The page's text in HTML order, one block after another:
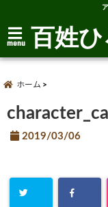
menu 百姓
ホーム
2019/03/06